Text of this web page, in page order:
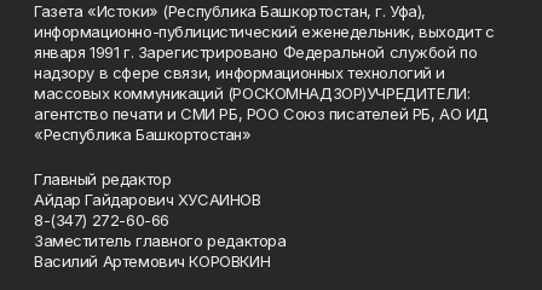
Газета «Истоки» (Республика Башкортостан, г. Уфа),
информационно-публицистический еженедельник, выходит с
января 1991 г. Зарегистрировано Федеральной службой по
надзору в сфере связи, информационных технологий и
массовых коммуникаций (РОСКОМНАДЗОР)УЧРЕДИТЕЛИ:
агентство печати и СМИ РБ, РОО Союз писателей РБ, АО ИД
«Республика Башкортостан»
Главный редактор
Айдар Гайдарович ХУСАИНОВ
8-(347) 272-60-66
Заместитель главного редактора
Василий Артемович КОРОВКИН